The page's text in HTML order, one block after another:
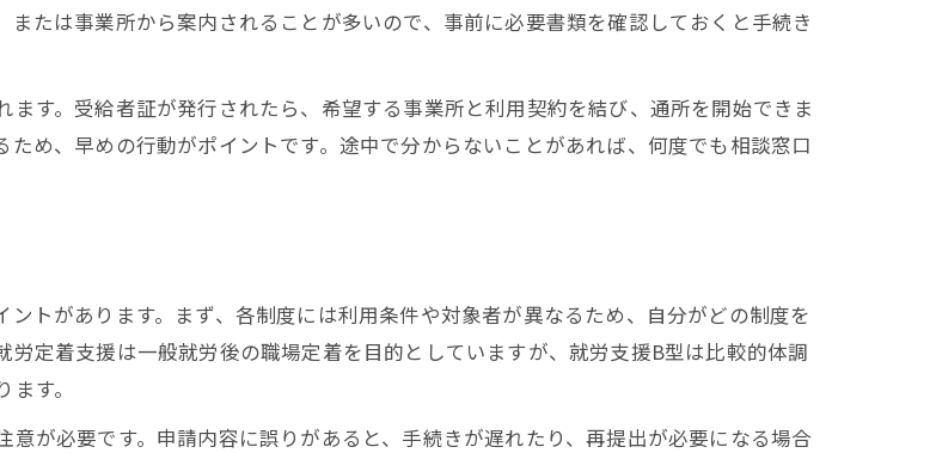
事で就労支援の悩みを解決しよう
たは事業所から案内されることが多いので、事前に必要書類を確認しておくと手続き
す。受給者証が発行されたら、希望する事業所と利用契約を結び、通所を開始できま
め、早めの行動がポイントです。途中で分からないことがあれば、何度でも相談窓口
トがあります。まず、各制度には利用条件や対象者が異なるため、自分がどの制度を
定着支援は一般就労後の職場定着を目的としていますが、就労支援B型は比較的体調
す。
が必要です。申請内容に誤りがあると、手続きが遅れたり、再提出が必要になる場合